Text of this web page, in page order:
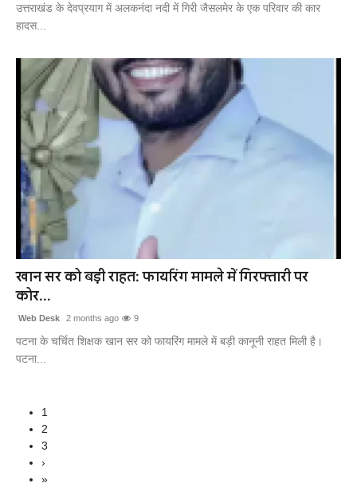
उत्तराखंड के देवप्रयाग में अलकनंदा नदी में गिरी जैसलमेर के एक परिवार की कार
हादस...
खान सर को बड़ी राहत: फायरिंग मामले में गिरफ्तारी पर
कोर...
Web Desk 2 months ago 9
पटना के चर्चित शिक्षक खान सर को फायरिंग मामले में बड़ी कानूनी राहत मिली है।
पटना...
1
2
3
›
»